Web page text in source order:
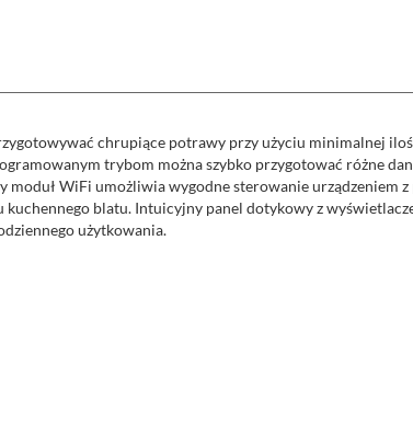
chrupiące potrawy przy użyciu minimalnej
trybom można szybko przygotować różne
WiFi umożliwia wygodne sterowanie urządzeniem
blatu. Intuicyjny panel dotykowy z
użytkowania.